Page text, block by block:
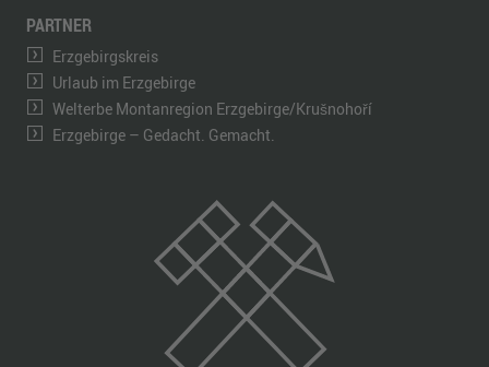
PARTNER
Erzgebirgskreis
Urlaub im Erzgebirge
Welterbe Montanregion Erzgebirge/Krušnohoří
Erzgebirge – Gedacht. Gemacht.